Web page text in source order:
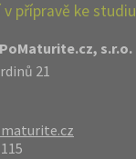
přípravě ke studiu
s.r.o.
21